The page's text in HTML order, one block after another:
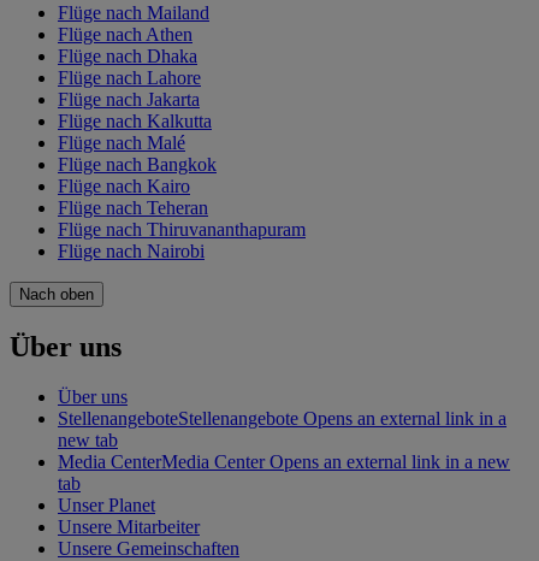
Flüge nach Mailand
Flüge nach Athen
Flüge nach Dhaka
Flüge nach Lahore
Flüge nach Jakarta
Flüge nach Kalkutta
Flüge nach Malé
Flüge nach Bangkok
Flüge nach Kairo
Flüge nach Teheran
Flüge nach Thiruvananthapuram
Flüge nach Nairobi
Nach oben
Über uns
Über uns
StellenangeboteStellenangebote Opens an external link in a
new tab
Media CenterMedia Center Opens an external link in a new
tab
Unser Planet
Unsere Mitarbeiter
Unsere Gemeinschaften